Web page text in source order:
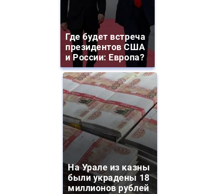
Где будет встреча
президентов США
и России: Европа?
На Урале из казны
были украдены 18
миллионов рублей